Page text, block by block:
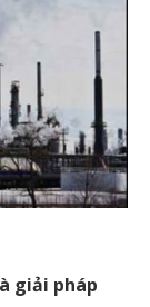
giải pháp